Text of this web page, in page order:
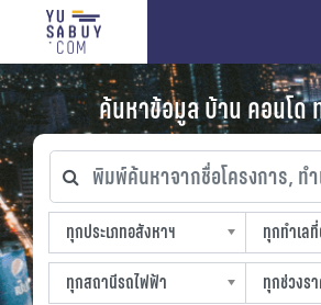
ค้นหาข้อมูล บ้าน คอนโด
พิมพ์ค้นหาจากชื่อโครงการ, ทำเล
ทุกประเภทอสังหาฯ
ทุกประเภทอสังหาฯ
sproperty
ทุกทำเลที่ตั้ง
ทุกทำเล
slocation
ทุกสถานีรถไฟฟ้า
ทุกสถานีรถไฟฟ้า
ทุกช่วงราคา
ทุกช่วงร